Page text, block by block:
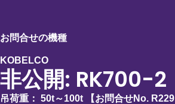
お問合せの機種
KOBELCO
非公開: RK700-2
吊荷重： 50t～100t 【お問合せNo. R229